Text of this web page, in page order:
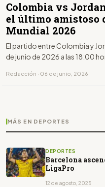
Colombia vs
el último amistoso
Mundial 2026
El partido entre Colombia y
de junio de 2026 a las 18:00
Redacción · 06 de junio, 2026
MÁS EN DEPORTES
DEPORTES
Barcelona
LigaPro
12 de agosto, 2025